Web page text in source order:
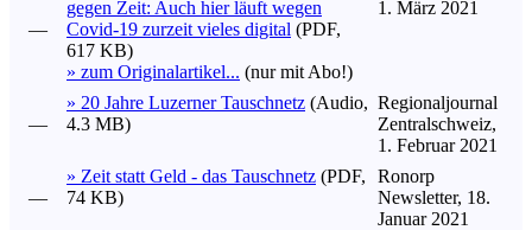
—
gegen Zeit: Auch hier läuft wegen
Covid-19 zurzeit vieles digital (PDF,
617 KB)
» zum Originalartikel... (nur mit Abo!)
1. März 2021
—
» 20 Jahre Luzerner Tauschnetz (Audio,
4.3 MB)
Regionaljournal
Zentralschweiz,
1. Februar 2021
—
» Zeit statt Geld - das Tauschnetz (PDF,
74 KB)
Ronorp
Newsletter, 18.
Januar 2021